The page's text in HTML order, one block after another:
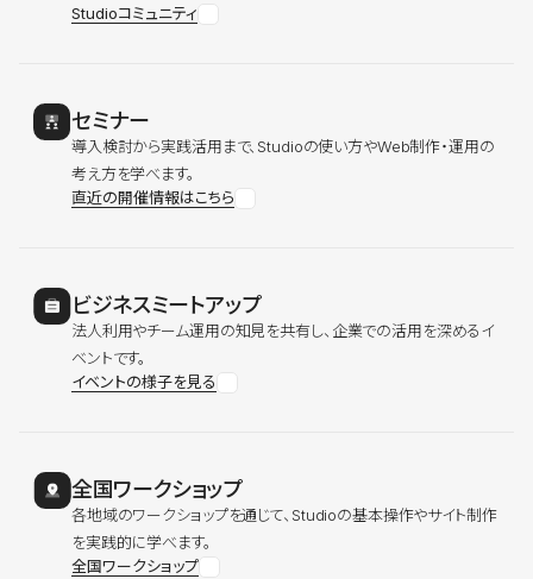
Studioコミュニティ
セミナー
導入検討から実践活用まで、Studioの使い方やWeb制作・運用の
考え方を学べます。
直近の開催情報はこちら
ビジネスミートアップ
法人利用やチーム運用の知見を共有し、企業での活用を深めるイ
ベントです。
イベントの様子を見る
全国ワークショップ
各地域のワークショップを通じて、Studioの基本操作やサイト制作
を実践的に学べます。
全国ワークショップ